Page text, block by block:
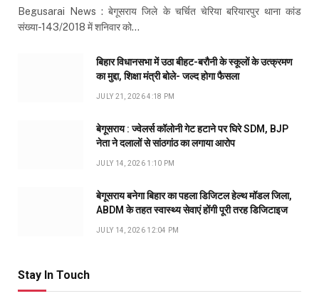
Begusarai News : बेगूसराय जिले के चर्चित चेरिया बरियारपुर थाना कांड
संख्या-143/2018 में शनिवार को…
बिहार विधानसभा में उठा बीहट-बरौनी के स्कूलों के उत्क्रमण
का मुद्दा, शिक्षा मंत्री बोले- जल्द होगा फैसला
JULY 21, 2026 4:18 PM
बेगूसराय : ज्वेलर्स कॉलोनी गेट हटाने पर घिरे SDM, BJP
नेता ने दलालों से सांठगांठ का लगाया आरोप
JULY 14, 2026 1:10 PM
बेगूसराय बनेगा बिहार का पहला डिजिटल हेल्थ मॉडल जिला,
ABDM के तहत स्वास्थ्य सेवाएं होंगी पूरी तरह डिजिटाइज
JULY 14, 2026 12:04 PM
Stay In Touch